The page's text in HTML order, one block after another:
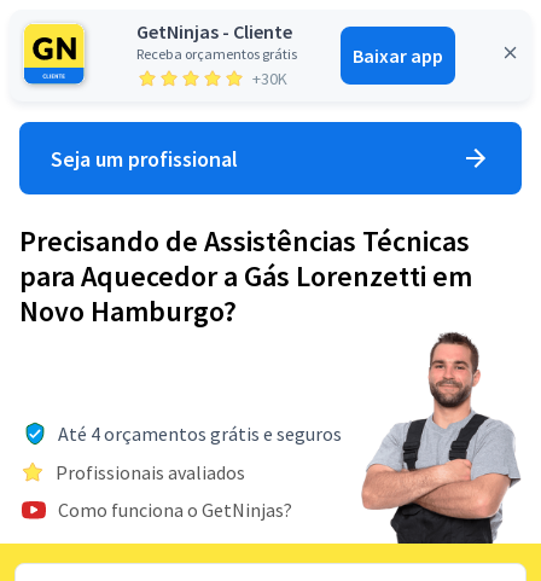
GetNinjas - Cliente
Receba orçamentos grátis
+30K
Baixar app
Entrar
Seja um profissional
Precisando de Assistências Técnicas
para Aquecedor a Gás Lorenzetti em
Novo Hamburgo?
Até 4 orçamentos grátis e seguros
Profissionais avaliados
Como funciona o GetNinjas?